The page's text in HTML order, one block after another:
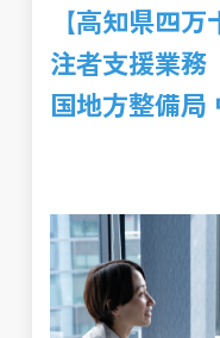
【高知県四
注者支援業務
国地方整備局